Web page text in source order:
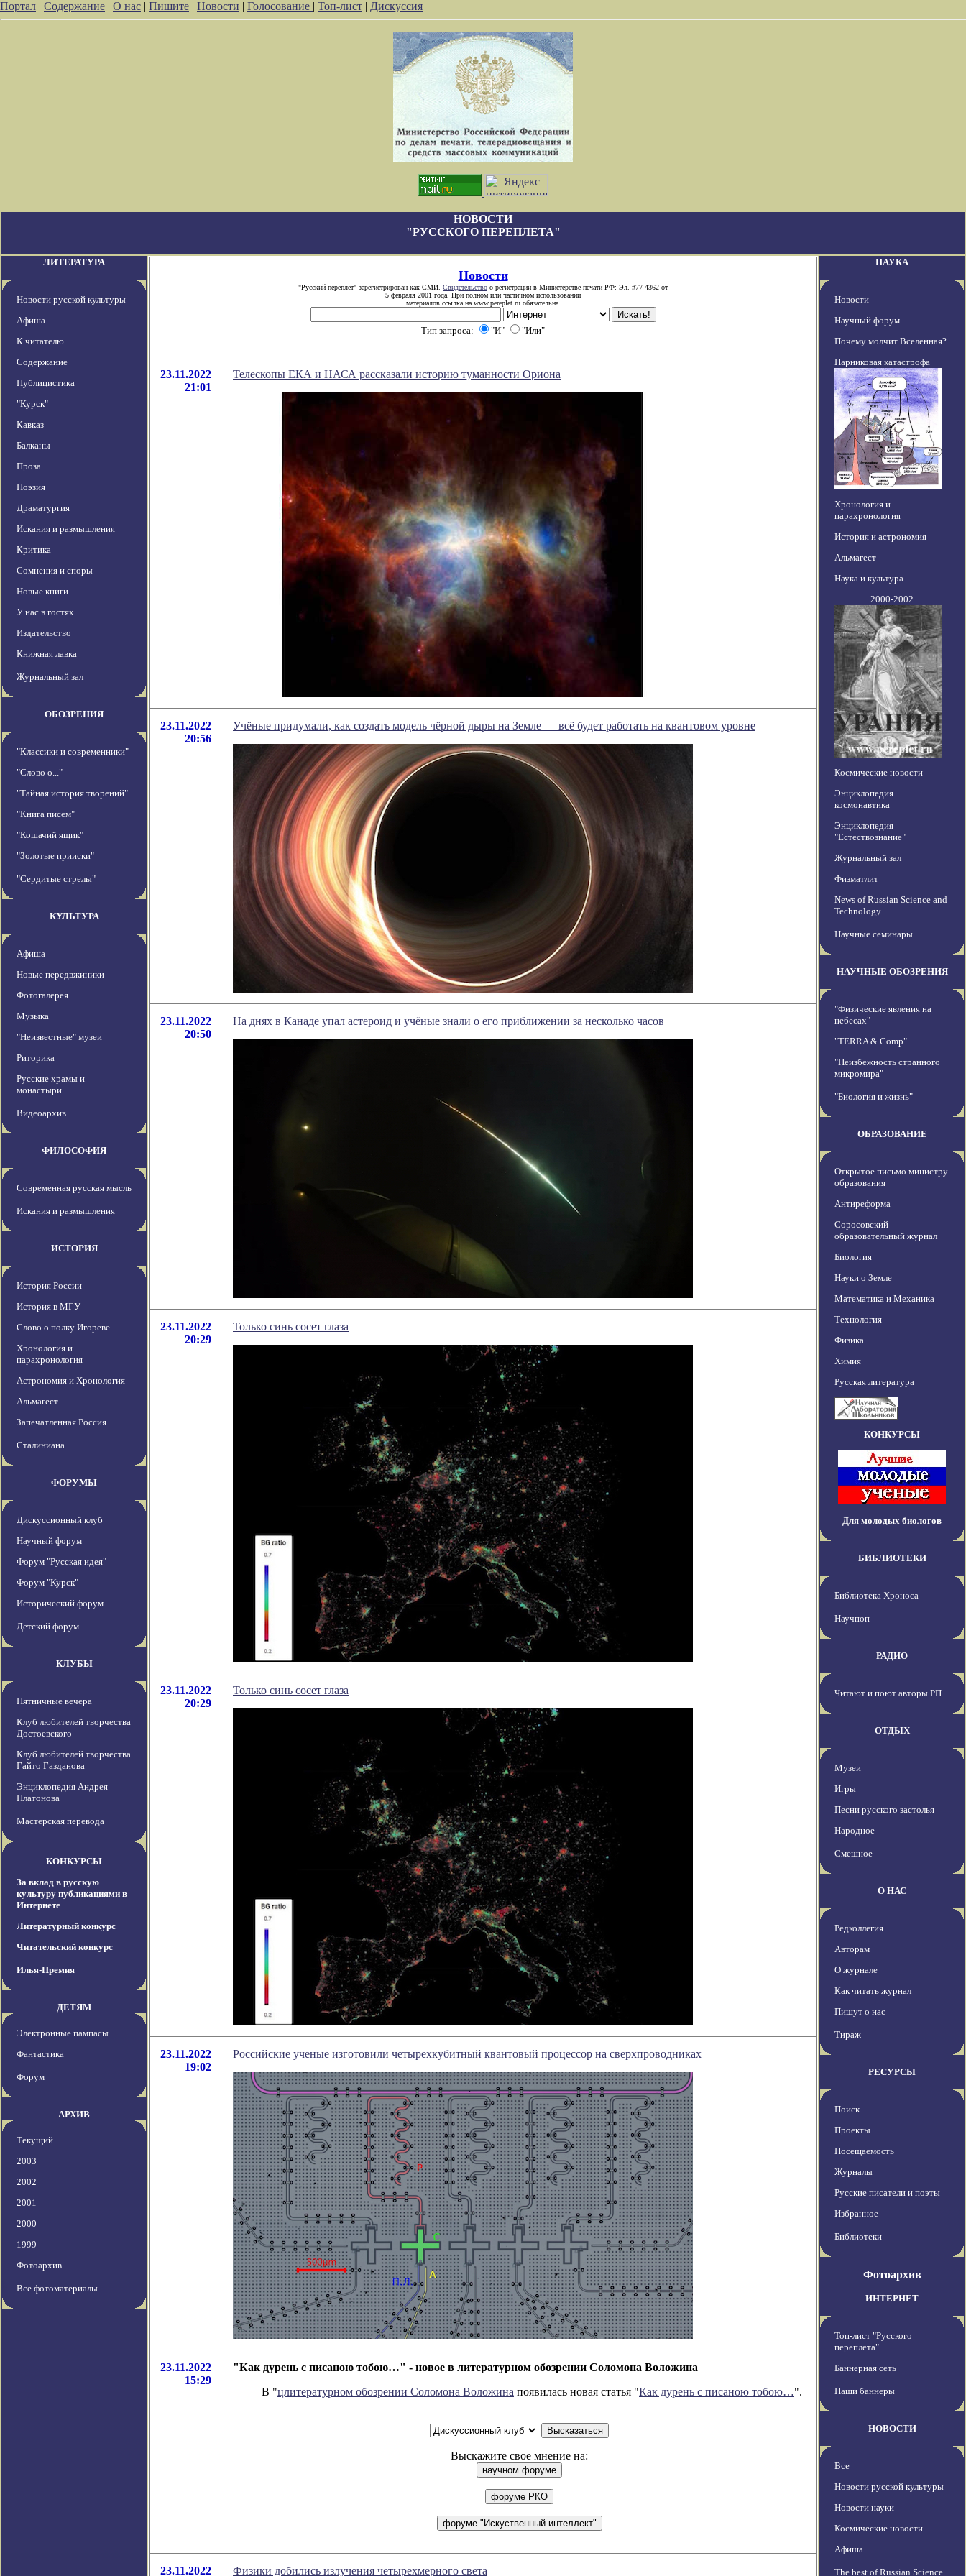
Портал | Содержание | О нас | Пишите | Новости | Голосование | Топ-лист | Дискуссия
НОВОСТИ
"РУССКОГО ПЕРЕПЛЕТА"
ЛИТЕРАТУРА
Новости русской культуры
Афиша
К читателю
Содержание
Публицистика
"Курск"
Кавказ
Балканы
Проза
Поэзия
Драматургия
Искания и размышления
Критика
Сомнения и споры
Новые книги
У нас в гостях
Издательство
Книжная лавка
Журнальный зал
ОБОЗРЕНИЯ
"Классики и современники"
"Слово о..."
"Тайная история творений"
"Книга писем"
"Кошачий ящик"
"Золотые прииски"
"Сердитые стрелы"
КУЛЬТУРА
Афиша
Новые передвжиники
Фотогалерея
Музыка
"Неизвестные" музеи
Риторика
Русские храмы и
монастыри
Видеоархив
ФИЛОСОФИЯ
Современная русская мысль
Искания и размышления
ИСТОРИЯ
История России
История в МГУ
Слово о полку Игореве
Хронология и
парахронология
Астрономия и Хронология
Альмагест
Запечатленная Россия
Сталиниана
ФОРУМЫ
Дискуссионный клуб
Научный форум
Форум "Русская идея"
Форум "Курск"
Исторический форум
Детский форум
КЛУБЫ
Пятничные вечера
Клуб любителей творчества
Достоевского
Клуб любителей творчества
Гайто Газданова
Энциклопедия Андрея
Платонова
Мастерская перевода
КОНКУРСЫ
За вклад в русскую
культуру публикациями в
Интернете
Литературный конкурс
Читательский конкурс
Илья-Премия
ДЕТЯМ
Электронные пампасы
Фантастика
Форум
АРХИВ
Текущий
2003
2002
2001
2000
1999
Фотоархив
Все фотоматериалы
Новости
"Русский переплет" зарегистрирован как СМИ. Свидетельство о регистрации в Министерстве печати РФ: Эл. #77-4362 от
5 февраля 2001 года. При полном или частичном использовании
материалов ссылка на www.pereplet.ru обязательна.
Тип запроса: "И" "Или"
23.11.2022
21:01
Телескопы ЕКА и НАСА рассказали историю туманности Ориона
23.11.2022
20:56
Учёные придумали, как создать модель чёрной дыры на Земле — всё будет работать на квантовом уровне
23.11.2022
20:50
На днях в Канаде упал астероид и учёные знали о его приближении за несколько часов
23.11.2022
20:29
Только синь сосет глаза
23.11.2022
20:29
Только синь сосет глаза
23.11.2022
19:02
Российские ученые изготовили четырехкубитный квантовый процессор на сверхпроводниках
23.11.2022
15:29
"Как дурень с писаною тобою…" - новое в литературном обозрении Соломона Воложина
В "цлитературном обозрении Соломона Воложина появилась новая статья "Как дурень с писаною тобою…".
Выскажите свое мнение на:
23.11.2022 Физики добились излучения четырехмерного света
НАУКА
Новости
Научный форум
Почему молчит Вселенная?
Парниковая катастрофа
Хронология и
парахронология
История и астрономия
Альмагест
Наука и культура
2000-2002
Космические новости
Энциклопедия
космонавтика
Энциклопедия
"Естествознание"
Журнальный зал
Физматлит
News of Russian Science and
Technology
Научные семинары
НАУЧНЫЕ ОБОЗРЕНИЯ
"Физические явления на
небесах"
"TERRA & Comp"
"Неизбежность странного
микромира"
"Биология и жизнь"
ОБРАЗОВАНИЕ
Открытое письмо министру
образования
Антиреформа
Соросовский
образовательный журнал
Биология
Науки о Земле
Математика и Механика
Технология
Физика
Химия
Русская литература
КОНКУРСЫ
Для молодых биологов
БИБЛИОТЕКИ
Библиотека Хроноса
Научпоп
РАДИО
Читают и поют авторы РП
ОТДЫХ
Музеи
Игры
Песни русского застолья
Народное
Смешное
О НАС
Редколлегия
Авторам
О журнале
Как читать журнал
Пишут о нас
Тираж
РЕСУРСЫ
Поиск
Проекты
Посещаемость
Журналы
Русские писатели и поэты
Избранное
Библиотеки
Фотоархив
ИНТЕРНЕТ
Топ-лист "Русского
переплета"
Баннерная сеть
Наши баннеры
НОВОСТИ
Все
Новости русской культуры
Новости науки
Космические новости
Афиша
The best of Russian Science